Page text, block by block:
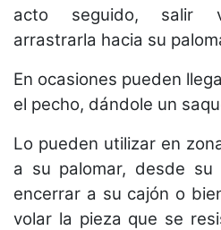
acto seguido, salir
arrastrarla hacia su
En ocasiones pueden
el pecho, dándole un
Lo pueden utilizar en
a su palomar, desde su
encerrar a su cajón o
volar la pieza que se